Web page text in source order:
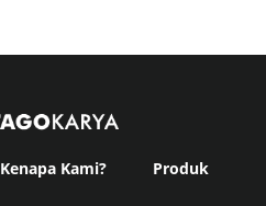
Kenapa Kami? Produk